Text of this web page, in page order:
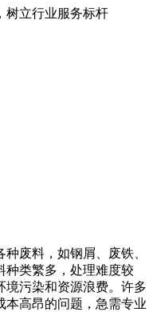
树立行业服务标杆
废料，如钢屑、废铁、
种类繁多，处理难度较
境污染和资源浪费。许多
本高昂的问题，急需专业